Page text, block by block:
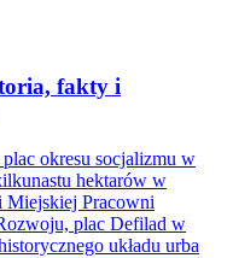
fakty i
okresu socjalizmu w
hektarów w
Miejskiej Pracowni
plac Defilad w
układu urba